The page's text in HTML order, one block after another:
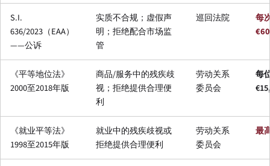
S.I.
636/2023（EAA）
——公诉
实质不合规；虚假声
明；拒绝配合市场监
管
巡回法院
每
《平等地位法》
2000至2018年版
商品/服务中的残疾歧
视；拒绝提供合理便
利
劳动关系
委员会
每
《就业平等法》
1998至2015年版
就业中的残疾歧视或
拒绝提供合理便利
劳动关系
委员会
最